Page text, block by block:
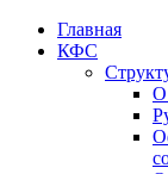
Главная
КФС
О